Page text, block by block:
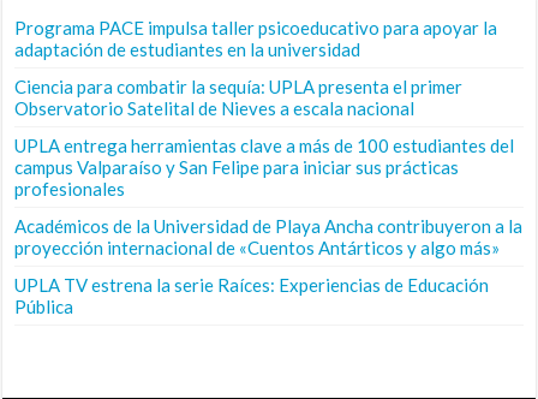
Programa PACE impulsa taller psicoeducativo para apoyar la
adaptación de estudiantes en la universidad
Ciencia para combatir la sequía: UPLA presenta el primer
Observatorio Satelital de Nieves a escala nacional
UPLA entrega herramientas clave a más de 100 estudiantes del
campus Valparaíso y San Felipe para iniciar sus prácticas
profesionales
Académicos de la Universidad de Playa Ancha contribuyeron a la
proyección internacional de «Cuentos Antárticos y algo más»
UPLA TV estrena la serie Raíces: Experiencias de Educación
Pública